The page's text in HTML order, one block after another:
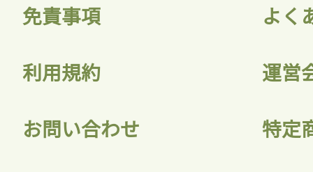
免責事項 よく
利用規約 運営
お問い合わせ 特定